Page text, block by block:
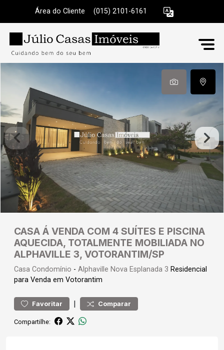
Área do Cliente (015) 2101-6161
CASA Á VENDA COM 4 SUÍTES E PISCINA
AQUECIDA, TOTALMENTE MOBILIADA NO
ALPHAVILLE 3, VOTORANTIM/SP
Casa Condomínio - Alphaville Nova Esplanada 3 Residencial
para Venda em Votorantim
Favoritar | Comparar
Compartilhe: